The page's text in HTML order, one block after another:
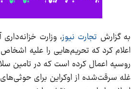
به گزارش تجارت نیوز
اعلام کرد که تحریم‌هایی را علیه
روسیه اعمال کرده است که در تامین
غله سرقت‌شده از اوکراین برای